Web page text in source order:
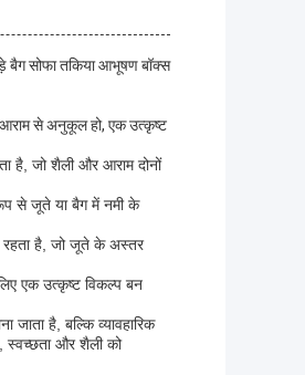
सोफा तकिया आभूषण बॉक्स
आराम से अनुकूल हो, एक उत्कृष्ट
है, जो शैली और आराम दोनों
से जूते या बैग में नमी के
रहता है, जो जूते के अस्तर
एक उत्कृष्ट विकल्प बन
है, बल्कि व्यावहारिक
स्वच्छता और शैली को